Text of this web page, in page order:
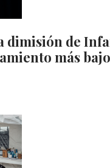
dimisión de
más